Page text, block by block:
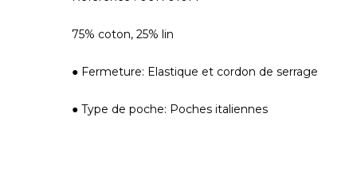
75% coton, 25% lin
● Fermeture: Elastique et cordon de serrage
● Type de poche: Poches italiennes